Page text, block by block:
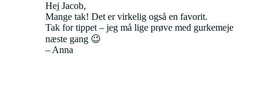
Hej Jacob,
Mange tak! Det er virkelig også en favorit.
Tak for tippet – jeg må lige prøve med gurkemeje
næste gang 😉
– Anna